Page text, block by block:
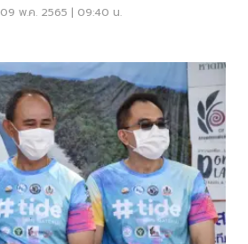
09 พ.ค. 2565 | 09:40 น.